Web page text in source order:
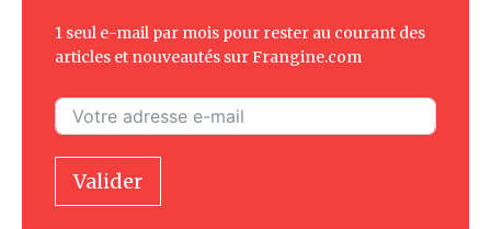
1 seul e-mail par mois pour rester au courant des
articles et nouveautés sur Frangine.com
Valider